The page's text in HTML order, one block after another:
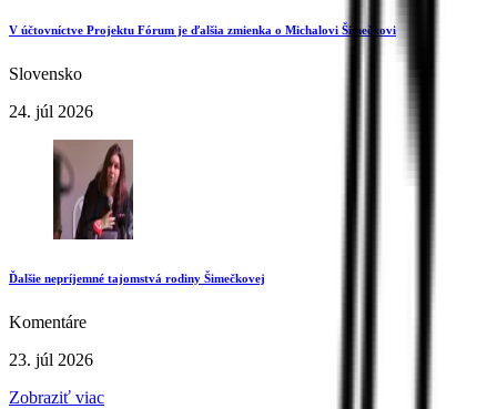
V účtovníctve Projektu Fórum je ďalšia zmienka o Michalovi Šimečkovi
Slovensko
24. júl 2026
Ďalšie nepríjemné tajomstvá rodiny Šimečkovej
Komentáre
23. júl 2026
Zobraziť viac